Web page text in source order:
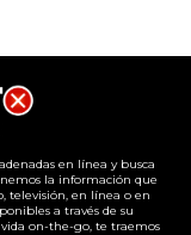
en línea y busca
la información que
televisión, en línea o en
a través de su
on-the-go, te traemos